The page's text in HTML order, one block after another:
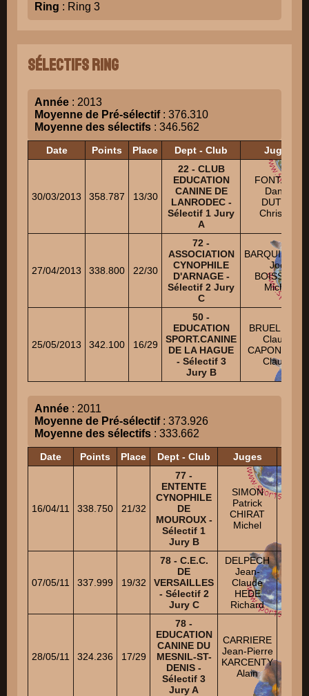
Ring : Ring 3
Sélectifs Ring
Année : 2013
Moyenne de Pré-sélectif: 376.310
Moyenne des sélectifs : 346.562
Date Points Place Dept - Club Juges
30/03/2013 358.787 13/30
22 - CLUB
EDUCATION
CANINE DE
LANRODEC -
Sélectif 1 Jury
A
FONTAINE
Daniel
DUTEIL
Christian
27/04/2013 338.800 22/30
72 -
ASSOCIATION
CYNOPHILE
D'ARNAGE -
Sélectif 2 Jury
C
Joël
BOISSEAU
Michel
25/05/2013 342.100 16/29
50 -
EDUCATION
SPORT.CANINE
DE LA HAGUE
- Sélectif 3
Jury B
BRUEL Jean-
Claude
CAPON Jean-
Claude
Année : 2011
Moyenne de Pré-sélectif: 373.926
Moyenne des sélectifs : 333.662
Date Points Place Dept - Club Juges
16/04/11 338.750 21/32
77 -
ENTENTE
CYNOPHILE
DE
MOUROUX -
Sélectif 1
Jury B
SIMON
Patrick
CHIRAT
Michel
07/05/11 337.999 19/32
78 - C.E.C.
DE
VERSAILLES
- Sélectif 2
Jury C
DELPECH
Jean-
Claude
HEDE
Richard
28/05/11 324.236 17/29
78 -
EDUCATION
CANINE DU
MESNIL-ST-
DENIS -
Sélectif 3
Jury A
CARRIERE
Jean-Pierre
KARCENTY
Alain